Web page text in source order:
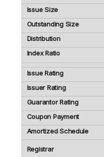
Issue Size
Outstanding Size
Distribution
Index Ratio
Issue Rating
Issuer Rating
Guarantor Rating
Coupon Payment
Amortized Schedule
Registrar